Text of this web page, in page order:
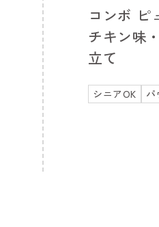
コンボ ピ
チキン味
立て
シニアOK パ